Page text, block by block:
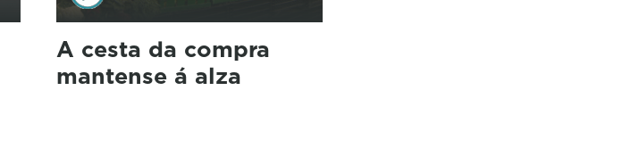
A cesta da compra
mantense á alza